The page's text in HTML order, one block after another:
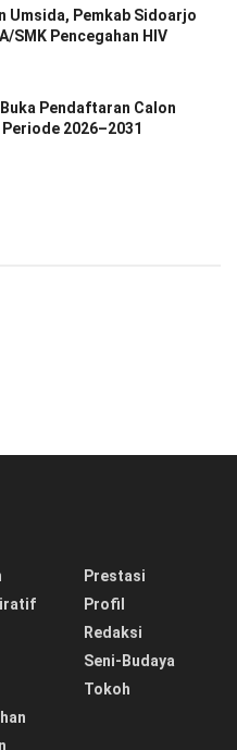
Umsida, Pemkab Sidoarjo
SMK Pencegahan HIV
Pendaftaran Calon
Periode 2026–2031
Prestasi
Profil
Redaksi
Seni-Budaya
Tokoh